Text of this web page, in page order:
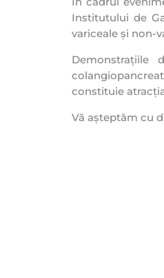
Institutului de
variceale și non-
Demonstrațiile
constituie
Vă așteptăm cu